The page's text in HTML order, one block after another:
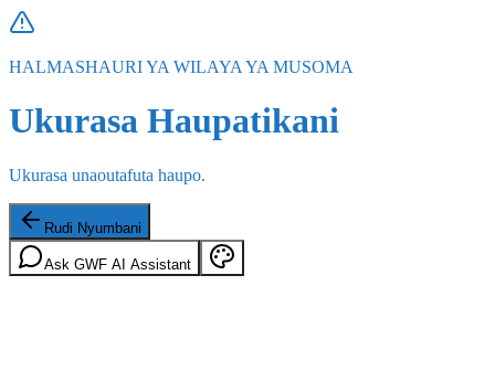
HALMASHAURI YA WILAYA YA MUSOMA
Ukurasa Haupatikani
Ukurasa unaoutafuta haupo.
Rudi Nyumbani
Ask GWF AI Assistant